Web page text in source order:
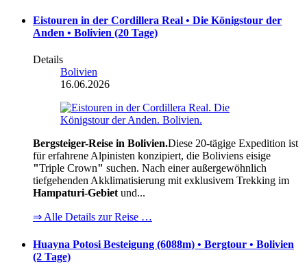
Eistouren in der Cordillera Real • Die Königstour der
Anden • Bolivien (20 Tage)
Details
Bolivien
16.06.2026
Bergsteiger-Reise in Bolivien.Diese 20-tägige Expedition ist
für erfahrene Alpinisten konzipiert, die Boliviens eisige
"Triple Crown" suchen. Nach einer außergewöhnlich
tiefgehenden Akklimatisierung mit exklusivem Trekking im
Hampaturi-Gebietund...
⇒ Alle Details zur Reise …
Huayna Potosi Besteigung (6088m) • Bergtour • Bolivien
(2 Tage)